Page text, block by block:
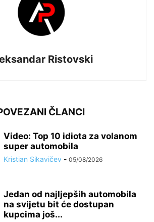
Ristovski
ČLANCI
Video: Top 10 idiota za volanom
super automobila
Kristian Sikavičev - 05/08/2026
Jedan od najljepših automobila
na svijetu bit će dostupan
kupcima još...